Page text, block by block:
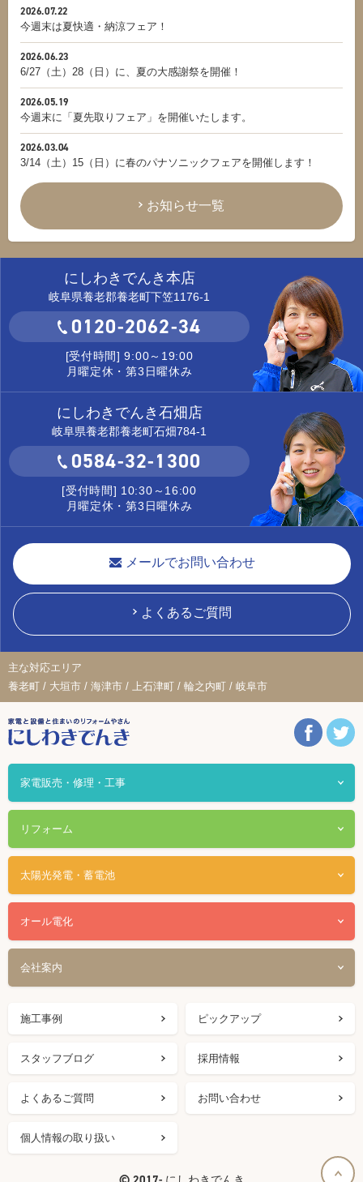
2026.07.22
今週末は夏快適・納涼フェア！
2026.06.23
6/27（土）28（日）に、夏の大感謝祭を開催！
2026.05.19
今週末に「夏先取りフェア」を開催いたします。
2026.03.04
3/14（土）15（日）に春のパナソニックフェアを開催します！
お知らせ一覧
にしわきでんき本店
岐阜県養老郡養老町下笠1176-1
0120-2062-34
[受付時間] 9:00～19:00
月曜定休・第3日曜休み
にしわきでんき石畑店
岐阜県養老郡養老町石畑784-1
0584-32-1300
[受付時間] 10:30～16:00
月曜定休・第3日曜休み
メールでお問い合わせ
よくあるご質問
主な対応エリア
養老町 / 大垣市 / 海津市 / 上石津町 / 輪之内町 / 岐阜市
家電販売・修理・工事
リフォーム
太陽光発電・蓄電池
オール電化
会社案内
施工事例 ピックアップ
スタッフブログ 採用情報
よくあるご質問 お問い合わせ
個人情報の取り扱い